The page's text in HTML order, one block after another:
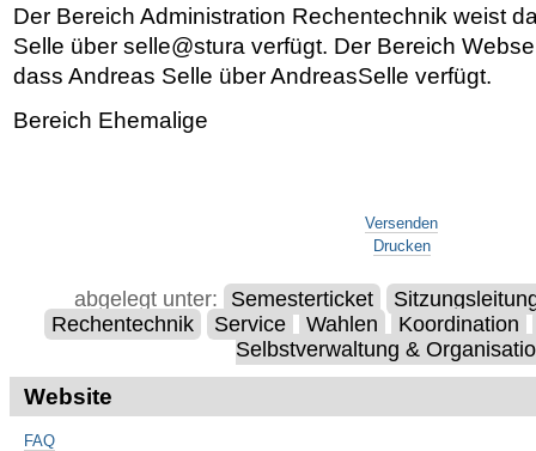
Der Bereich Administration Rechentechnik weist
Selle über selle@stura verfügt. Der Bereich
dass Andreas Selle über AndreasSelle verfügt.
Bereich Ehemalige
Versenden
Drucken
abgelegt unter: Semesterticket
Rechentechnik
Service Wahlen
Koordination
Selbstverwaltung &
Website
FAQ